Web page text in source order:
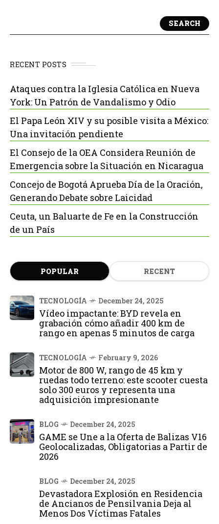
SEARCH
RECENT POSTS
Ataques contra la Iglesia Católica en Nueva
York: Un Patrón de Vandalismo y Odio
El Papa León XIV y su posible visita a México:
Una invitación pendiente
El Consejo de la OEA Considera Reunión de
Emergencia sobre la Situación en Nicaragua
Concejo de Bogotá Aprueba Día de la Oración,
Generando Debate sobre Laicidad
Ceuta, un Baluarte de Fe en la Construcción
de un País
POPULAR RECENT
TECNOLOGÍA December 24, 2025
Vídeo impactante: BYD revela en
grabación cómo añadir 400 km de
rango en apenas 5 minutos de carga
TECNOLOGÍA February 9, 2026
Motor de 800 W, rango de 45 km y
ruedas todo terreno: este scooter cuesta
solo 300 euros y representa una
adquisición impresionante
BLOG December 24, 2025
GAME se Une a la Oferta de Balizas V16
Geolocalizadas, Obligatorias a Partir de
2026
BLOG December 24, 2025
Devastadora Explosión en Residencia
de Ancianos de Pensilvania Deja al
Menos Dos Víctimas Fatales